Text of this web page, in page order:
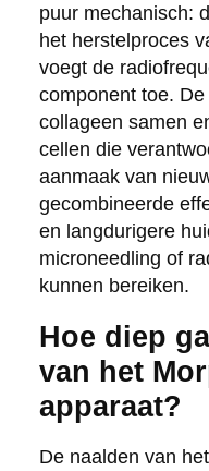
puur mechanisch:
het herstelproces
voegt de
component toe.
collageen samen
cellen die
aanmaak van
gecombineerde
en langdurigere
microneedling of
kunnen bereiken.
Hoe diep
van het
apparaat?
De naalden van